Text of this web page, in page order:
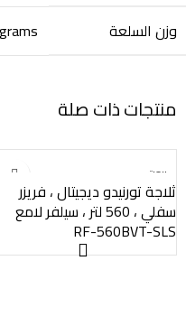
وزن السلعة
منتجات ذات صلة
بيعت
ثلاجة تورنيدو ديجيتال ، فريزر
سفلي ، 560 لتر ، سيلفر لامع
RF-560BVT-SLS